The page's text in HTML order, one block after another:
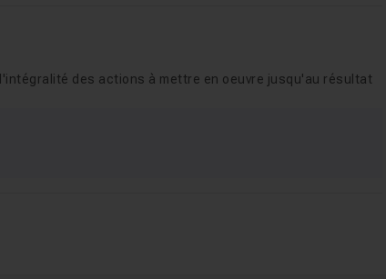
des actions à mettre en oeuvre jusqu'au résultat